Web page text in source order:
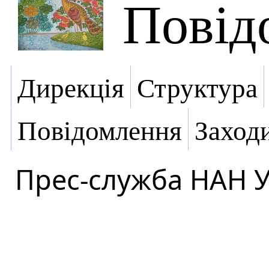
Дирекція Структура
Повідомлення
Прес-служба НАН